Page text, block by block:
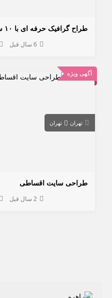
طراح گرافیک حرفه ای با ۱۰ سال سابقه
6 سال قبل
آگهی ویژه
تهران تهران
طراحی سایت اقساطی
2 سال قبل